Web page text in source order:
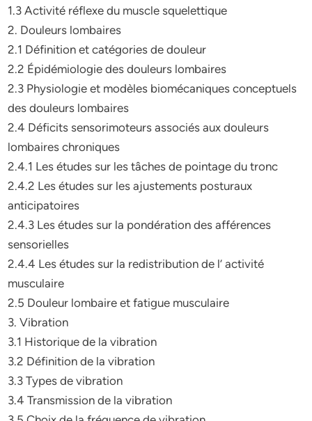
1.3 Activité réflexe du muscle squelettique
2. Douleurs lombaires
2.1 Définition et catégories de douleur
2.2 Épidémiologie des douleurs lombaires
2.3 Physiologie et modèles biomécaniques conceptuels
des douleurs lombaires
2.4 Déficits sensorimoteurs associés aux douleurs
lombaires chroniques
2.4.1 Les études sur les tâches de pointage du tronc
2.4.2 Les études sur les ajustements posturaux
anticipatoires
2.4.3 Les études sur la pondération des afférences
sensorielles
2.4.4 Les études sur la redistribution de l’ activité
musculaire
2.5 Douleur lombaire et fatigue musculaire
3. Vibration
3.1 Historique de la vibration
3.2 Définition de la vibration
3.3 Types de vibration
3.4 Transmission de la vibration